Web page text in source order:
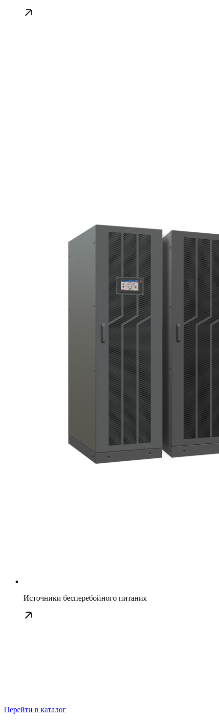
Источники бесперебойного питания
Перейти в каталог